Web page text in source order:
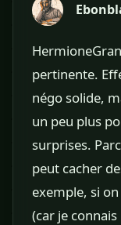
pertinente.
négo solide,
un peu plus
surprises.
peut cacher
exemple, si
(car je